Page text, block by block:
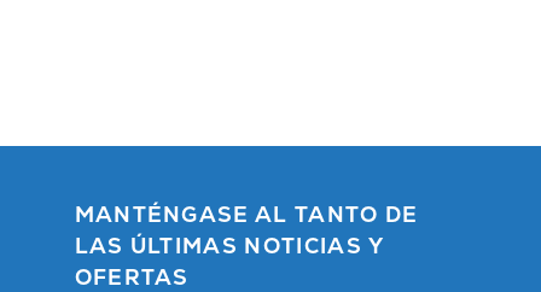
MANTÉNGASE AL TANTO DE
LAS ÚLTIMAS NOTICIAS Y
OFERTAS